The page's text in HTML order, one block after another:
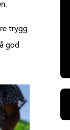
trygg
god